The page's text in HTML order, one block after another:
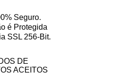
Seguro.
é Protegida
SSL 256-Bit.
DE
ACEITOS